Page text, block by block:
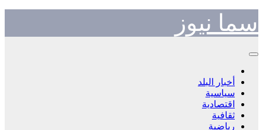
to
content
سما نيوز
أخبار البلد
سياسية
اقتصادية
ثقافية
رياضية